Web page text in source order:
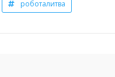
роботалитва